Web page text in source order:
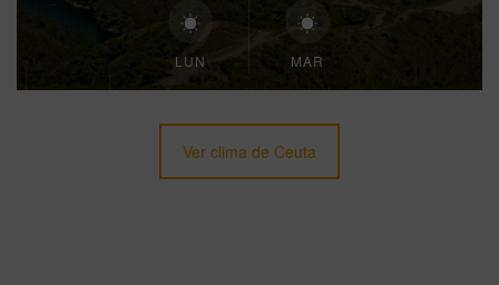
LUN MAR
Ver clima de Ceuta